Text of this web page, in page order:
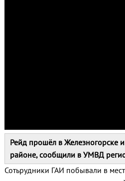
Рейд прошёл в Железногорске
районе, сообщили в УМВД
Сотьрудники ГАИ побывали в